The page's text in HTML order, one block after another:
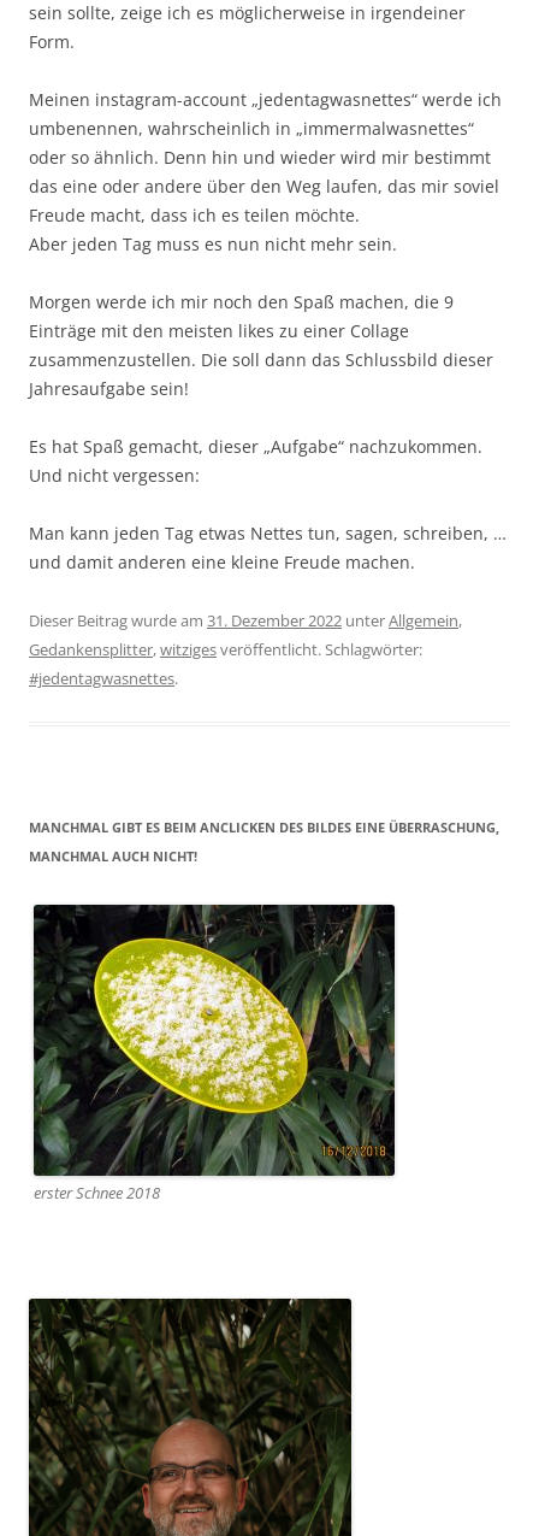
sein sollte, zeige ich es möglicherweise in irgendeiner
Form.
Meinen instagram-account „jedentagwasnettes“ werde ich
umbenennen, wahrscheinlich in „immermalwasnettes“
oder so ähnlich. Denn hin und wieder wird mir bestimmt
das eine oder andere über den Weg laufen, das mir soviel
Freude macht, dass ich es teilen möchte.
Aber jeden Tag muss es nun nicht mehr sein.
Morgen werde ich mir noch den Spaß machen, die 9
Einträge mit den meisten likes zu einer Collage
zusammenzustellen. Die soll dann das Schlussbild dieser
Jahresaufgabe sein!
Es hat Spaß gemacht, dieser „Aufgabe“ nachzukommen.
Und nicht vergessen:
Man kann jeden Tag etwas Nettes tun, sagen, schreiben, …
und damit anderen eine kleine Freude machen.
Dieser Beitrag wurde am 31. Dezember 2022 unterAllgemein,
Gedankensplitter,witzigesveröffentlicht. Schlagwörter:
#jedentagwasnettes.
MANCHMAL GIBT ES BEIM ANCLICKEN DES BILDES EINE ÜBERRASCHUNG,
MANCHMAL AUCH NICHT!
erster Schnee 2018